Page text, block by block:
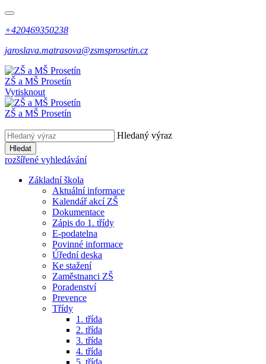
+420469350238
jaroslava.matrasova@zsmsprosetin.cz
ZŠ a MŠ Prosetín
Vytisknout
ZŠ a MŠ Prosetín
Hledaný výraz
Hledat
rozšířené vyhledávání
Základní škola
Aktuální informace
Kalendář akcí ZŠ
Dokumentace
Zápis do 1. třídy
E-podatelna
Povinné informace
Úřední deska
Ke stažení
Zaměstnanci ZŠ
Poradenství
Prevence
Třídy
1. třída
2. třída
3. třída
4. třída
5. třída